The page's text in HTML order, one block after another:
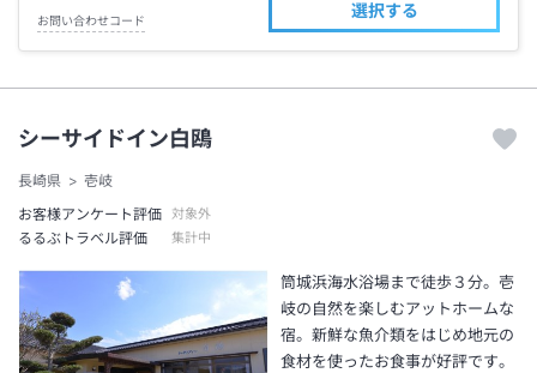
お問い合わせコード
選択する
シーサイドイン白鴎
長崎県
壱岐
お客様アンケート評価
対象外
るるぶトラベル評価 集計中
筒城浜海水浴場まで徒歩３分。壱
岐の自然を楽しむアットホームな
宿。新鮮な魚介類をはじめ地元の
食材を使ったお食事が好評です。